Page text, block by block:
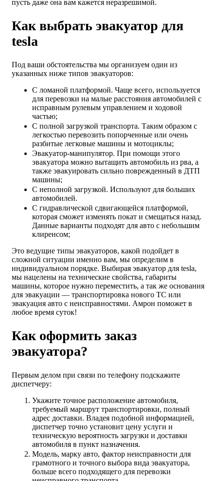
пусть даже она вам кажется неразрешимой.
Как выбрать эвакуатор для
tesla
Под ваши обстоятельства мы организуем один из
указанных ниже типов эвакуаторов:
С ломаной платформой. Чаще всего, используется
для перевозки на малые расстояния автомобилей с
исправным рулевым управлением и ходовой
частью;
С полной загрузкой транспорта. Таким образом с
легкостью перевозить попорченные или очень
разбитые легковые машины и мотоциклы;
Эвакуатор-манипулятор. При помощи этого
эвакуатора можно вытащить автомобиль из рва, а
также эвакуировать сильно поврежденный в ДТП
машины;
С неполной загрузкой. Используют для больших
автомобилей.
С гидравлической сдвигающейся платформой,
которая сможет изменять покат и смещаться назад.
Данные варианты подходят для авто с небольшим
клиренсом;
Это ведущие типы эвакуаторов, какой подойдет в
сложной ситуации именно вам, мы определим в
индивидуальном порядке. Выбирая эвакуатор для tesla,
мы нацелены на технические свойства, габариты
машины, которое нужно переместить, а так же основания
для эвакуации — транспортировка нового ТС или
эвакуация авто с неисправностями. Амрон поможет в
любое время суток!
Как оформить заказ
эвакуатора?
Первым делом при связи по телефону подскажите
диспетчеру:
Укажите точное расположение автомобиля,
требуемый маршрут транспортировки, полный
адрес доставки. Владея подобной информацией,
диспетчер точно установит цену услуги и
техническую вероятность загрузки и доставки
автомобиля в пункт назначения.
Модель, марку авто, фактор неисправности для
грамотного и точного выбора вида эвакуатора,
больше всего подходящего для перевозки